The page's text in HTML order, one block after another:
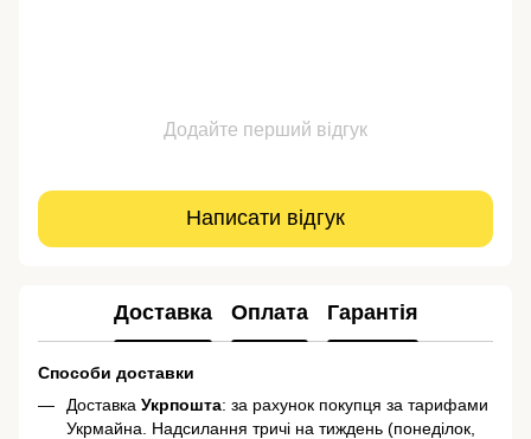
Додайте перший відгук
Написати відгук
Доставка Оплата Гарантія
Способи доставки
Доставка Укрпошта: за рахунок покупця за тарифами
Укрмайна. Надсилання тричі на тиждень (понеділок,